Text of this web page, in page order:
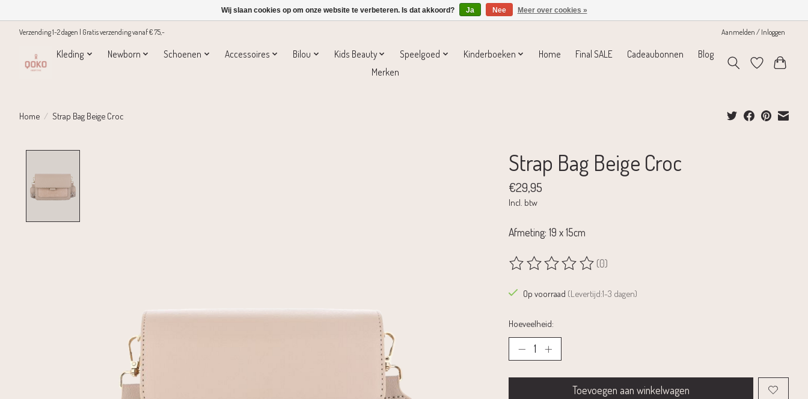
Verzending 1-2 dagen | Gratis verzending vanaf € 75,- Aanmelden / Inloggen
Kleding Newborn Schoenen Accessoires Bilou Kids Beauty Speelgoed Kinderboeken Home Final SALE Cadeaubonnen
Blog
Merken
Home / Strap Bag Beige Croc
Strap Bag Beige Croc
€29,95
Incl. btw
Afmeting: 19 x 15cm
De beoordeling van dit product is
(0)
Op voorraad (Levertijd:1-3 dagen)
Hoeveelheid:
Toevoegen aan winkelwagen
Wij slaan cookies op om onze website te verbeteren. Is dat akkoord? Ja Nee Meer over cookies »